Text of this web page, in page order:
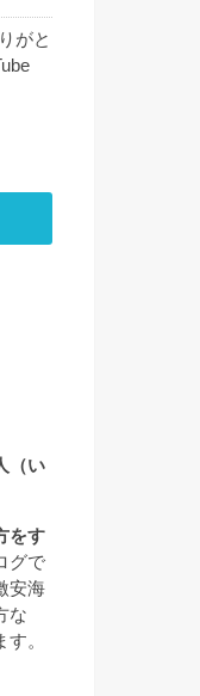
がと
（い
をす
グで
安海
な
。